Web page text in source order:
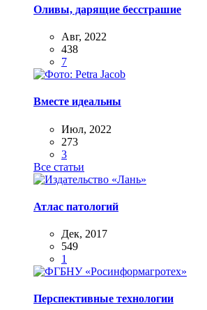
Оливы, дарящие бесстрашие
Авг, 2022
438
7
Вместе идеальны
Июл, 2022
273
3
Все статьи
Атлас патологий
Дек, 2017
549
1
Перспективные технологии